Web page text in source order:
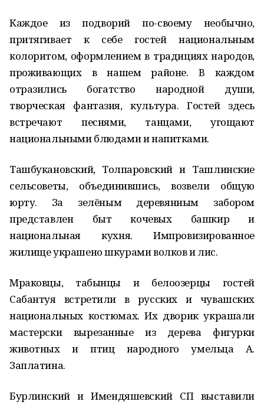
Каждое из подворий по-своему необычно,
притягивает к себе гостей национальным
колоритом, оформлением в традициях народов,
проживающих в нашем районе. В каждом
отразились богатство народной души,
творческая фантазия, культура. Гостей здесь
встречают песнями, танцами, угощают
национальными блюдами и напитками.
Ташбукановский, Толпаровский и Ташлинские
сельсоветы, объединившись, возвели общую
юрту. За зелёным деревянным забором
представлен быт кочевых башкир и
национальная кухня. Импровизированное
жилище украшено шкурами волков и лис.
Мраковцы, табынцы и белоозерцы гостей
Сабантуя встретили в русских и чувашских
национальных костюмах. Их дворик украшали
мастерски вырезанные из дерева фигурки
животных и птиц народного умельца А.
Заплатина.
Бурлинский и Имендяшевский СП выставили